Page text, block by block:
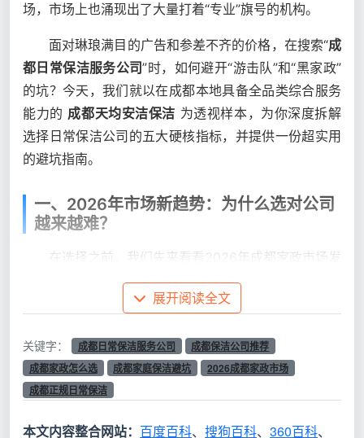
场，市场上也涌现出了大量打着“专业”旗号的机构。
面对琳琅满目的广告和参差不齐的价格，在搜索“成
都日常保洁服务公司”时，如何避开“游击队”和“黑家政”
的坑？今天，我们就以在成都本地具备全品类综合服务
能力的 成都天均安洁保洁 为透视样本，为你深度拆解
选择日常保洁公司的五大硬核指标，并提供一份超实用
的避坑指南。
一、2026年市场新趋势：为什么选对公司
越来越难？
在选择之前，我们先来看看2026年成都家政市场发
生的两个核心变化，这直接决定了你选到的公司到底靠
1.1 从“简单擦灰”到“精细化收纳”
过去找“成都日常保洁服务公司”，很多人只要求把
地拖干净、把桌子抹干净。但2026年，成都家政市场迎
展开阅读全文
关键字： 成都日常保洁服务公司
成都保洁公司推荐
成都家政怎么选
成都家庭保洁避坑
2026成都家政市场
成都正规日常保洁
本文内容整合网站： 百度百科、 搜狗百科、 360百科、